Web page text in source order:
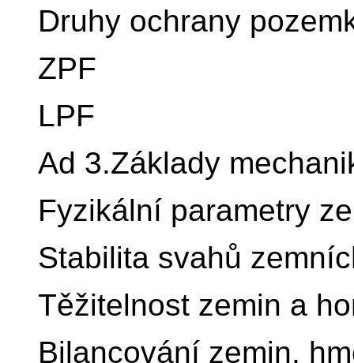
Druhy ochrany
ZPF
LPF
Ad 3.Základy
Fyzikální parametry
Stabilita svahů
Těžitelnost zemin a
Bilancování zemin,